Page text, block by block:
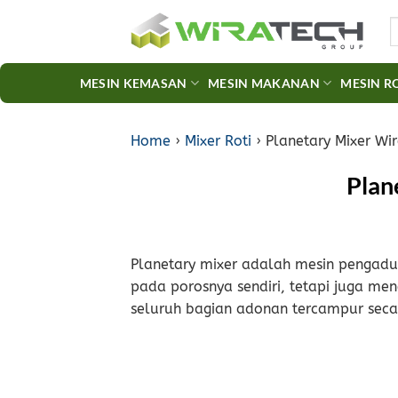
MESIN KEMASAN MESIN MAKANAN MESIN
Home › Mixer Roti › Planetary Mixer
Planetary mixer adalah mesin
pada porosnya sendiri, tetapi juga
seluruh bagian adonan tercampur